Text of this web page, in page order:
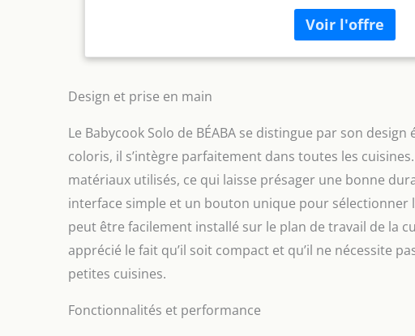
petits. SOLIDES ET
langer sans risque de
conserver au
Design et prise en main
Le Babycook Solo de BÉABA se distingue par son
coloris, il s’intègre parfaitement dans toutes les
matériaux utilisés, ce qui laisse présager une bonne
interface simple et un bouton unique pour sélectionner
peut être facilement installé sur le plan de travail de la
apprécié le fait qu’il soit compact et qu’il ne nécessite
petites cuisines.
Fonctionnalités et performance